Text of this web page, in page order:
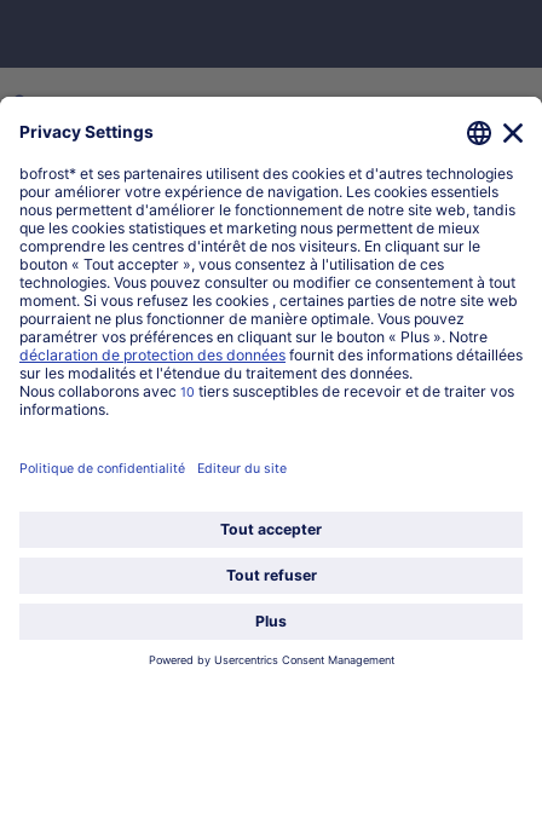
www.bofrost.be
service@bofrost.be
016 98 1919
Lun-Ven: 9h - 19h et Sa: 9h - 13h
Service
Qui sommes-nous?